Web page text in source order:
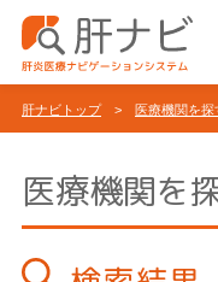
肝ナビトップ> 医療機関を探
医療機関を